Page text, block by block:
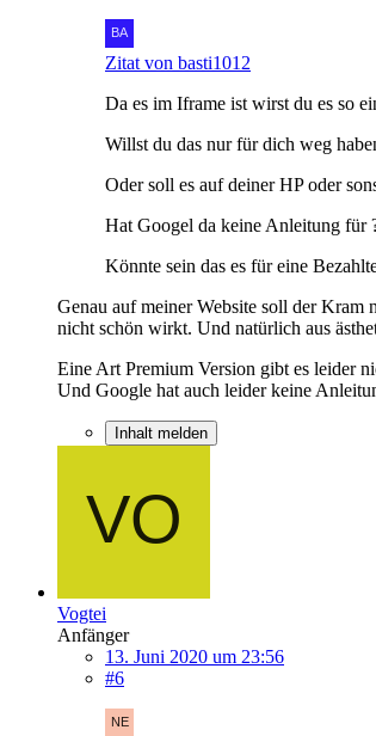
Zitat von basti1012
Da es im Iframe ist wirst du es so
Willst du das nur für dich weg
Oder soll es auf deiner HP oder
Hat Googel da keine Anleitung für
Könnte sein das es für eine
Genau auf meiner Website soll der Kram
nicht schön wirkt. Und natürlich aus
Eine Art Premium Version gibt es leider
Und Google hat auch leider keine
Inhalt melden
Vogtei
Anfänger
13. Juni 2020 um 23:56
#6